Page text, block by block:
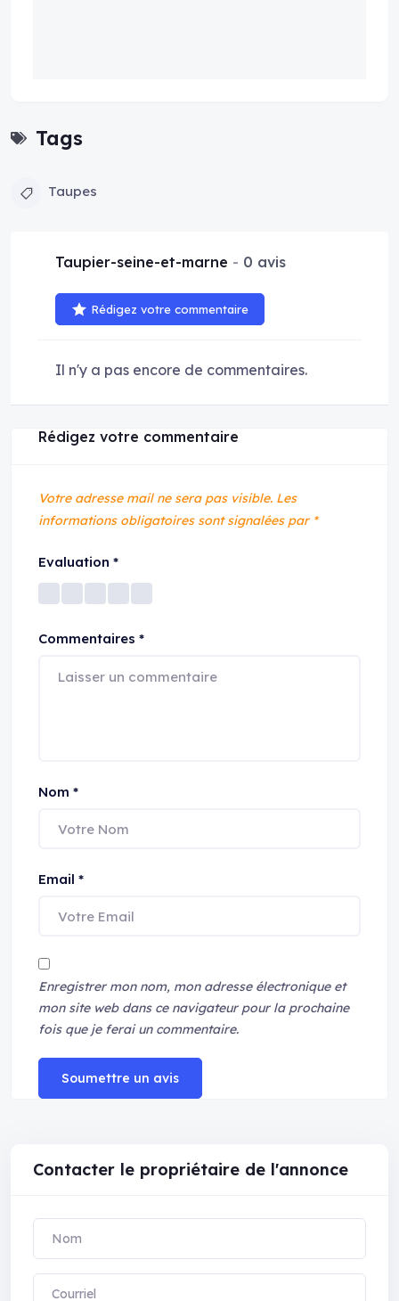
Tags
Taupes
Taupier-seine-et-marne 0 avis
Rédigez votre commentaire
Il n'y a pas encore de commentaires.
Rédigez votre commentaire
Votre adresse mail ne sera pas visible. Les
informations obligatoires sont signalées par *
Evaluation *
Commentaires *
Nom *
Email *
Enregistrer mon nom, mon adresse électronique et
mon site web dans ce navigateur pour la prochaine
fois que je ferai un commentaire.
Soumettre un avis
Contacter le propriétaire de l'annonce